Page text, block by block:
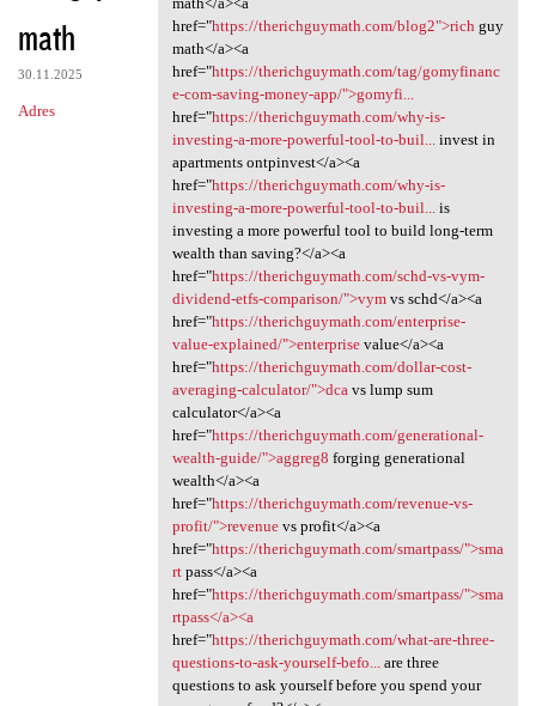
math
30.11.2025
Adres
href="https://therichguymath.com/blog2">rich guy
math</a><a
href="https://therichguymath.com/tag/gomyfinanc
e-com-saving-money-app/">gomyfi...
href="https://therichguymath.com/why-is-
investing-a-more-powerful-tool-to-buil...
invest in
apartments ontpinvest</a><a
href="https://therichguymath.com/why-is-
investing-a-more-powerful-tool-to-buil...
is
investing a more powerful tool to build long-term
wealth than saving?</a><a
href="https://therichguymath.com/schd-vs-vym-
dividend-etfs-comparison/">vymvs schd</a><a
href="https://therichguymath.com/enterprise-
value-explained/">enterprisevalue</a><a
href="https://therichguymath.com/dollar-cost-
averaging-calculator/">dca vs lump sum
calculator</a><a
href="https://therichguymath.com/generational-
wealth-guide/">aggreg8 forging generational
wealth</a><a
href="https://therichguymath.com/revenue-vs-
profit/">revenuevs profit</a><a
href="https://therichguymath.com/smartpass/">sma
rtpass</a><a
href="https://therichguymath.com/smartpass/">sma
rtpass</a><a
href="https://therichguymath.com/what-are-three-
questions-to-ask-yourself-befo...
are three
questions to ask yourself before you spend your